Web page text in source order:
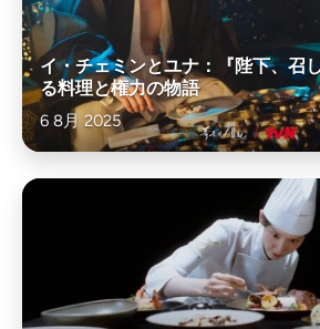
イ・チェミンとユナ：『陛下、召
る料理と権力の物語
6 8月 2025